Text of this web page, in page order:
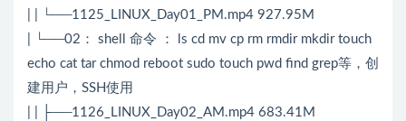
| | └──1125_LINUX_Day01_PM.mp4 927.95M
| └──02： shell 命令 ： ls cd mv cp rm rmdir mkdir touch
echo cat tar chmod reboot sudo touch pwd find grep等，创
建用户，SSH使用
| | ├──1126_LINUX_Day02_AM.mp4 683.41M